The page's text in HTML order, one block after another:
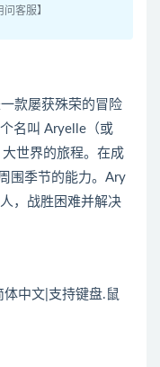
客服】
一款屡获殊荣的冒险
名叫 Aryelle（或
世界的旅程。在成
围季节的能力。Ary
，战胜困难并解决
中文|支持键盘.鼠